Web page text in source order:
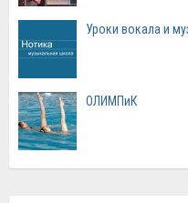
Уроки вокала и
ОЛИМПиК